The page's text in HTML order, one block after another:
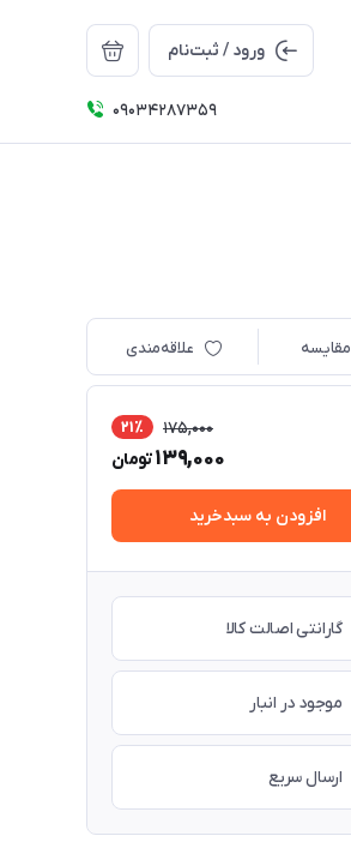
ورود / ثبت‌نام
09034287359
مقایسه علاقه‌مندی
175,000 21٪
139,000تومان
افزودن به سبدخرید
گارانتی اصالت کالا
موجود در انبار
ارسال سریع